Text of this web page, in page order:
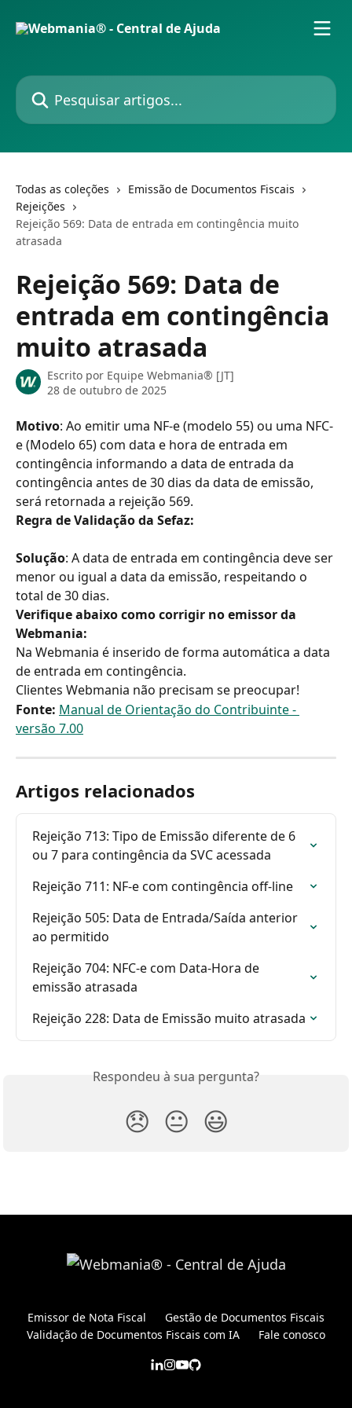
Pesquisar artigos...
Todas as coleções
Emissão de Documentos Fiscais
Rejeições
Rejeição 569: Data de entrada em contingência muito
atrasada
Rejeição 569: Data de
entrada em contingência
muito atrasada
Escrito por Equipe Webmania® [JT]
28 de outubro de 2025
Motivo: Ao emitir uma NF-e (modelo 55) ou uma NFC-
e (Modelo 65) com data e hora de entrada em
contingência informando a data de entrada da
contingência antes de 30 dias da data de emissão,
será retornada a rejeição 569.
Regra de Validação da Sefaz:
Solução: A data de entrada em contingência deve ser
menor ou igual a data da emissão, respeitando o
total de 30 dias.
Verifique abaixo como corrigir no emissor da
Webmania:
Na Webmania é inserido de forma automática a data
de entrada em contingência.
Clientes Webmania não precisam se preocupar!
Fonte: Manual de Orientação do Contribuinte -
versão 7.00
Artigos relacionados
Rejeição 713: Tipo de Emissão diferente de 6
ou 7 para contingência da SVC acessada
Rejeição 711: NF-e com contingência off-line
Rejeição 505: Data de Entrada/Saída anterior
ao permitido
Rejeição 704: NFC-e com Data-Hora de
emissão atrasada
Rejeição 228: Data de Emissão muito atrasada
Respondeu à sua pergunta?
😞 😐 😃
Emissor de Nota Fiscal
Gestão de Documentos Fiscais
Validação de Documentos Fiscais com IA
Fale conosco